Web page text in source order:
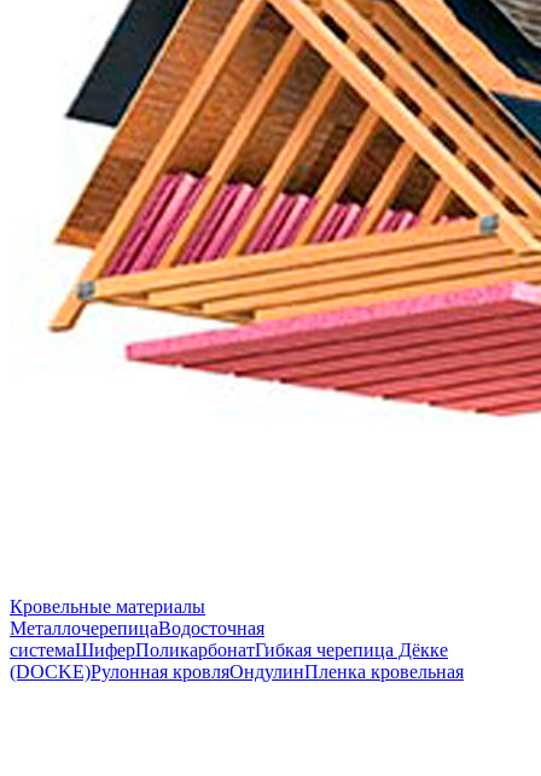
Кровельные материалы
МеталлочерепицаВодосточная
системаШиферПоликарбонатГибкая черепица Дёкке
(DOCKE)Рулонная кровляОндулинПленка кровельная